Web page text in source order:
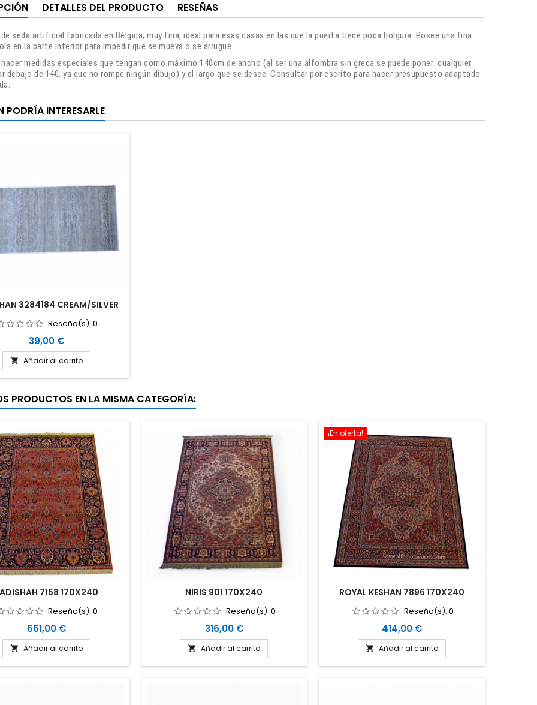
DETALLES DEL PRODUCTO RESEÑAS
seda artificial fabricada en Bélgica, muy fina, ideal para esas casas en las que la puerta tiene poca holgura. Posee una fina
en la parte inferior para impedir que se mueva o se arrugue.
medidas especiales que tengan como máximo 140cm de ancho (al ser una alfombra sin greca se puede poner cualquier
debajo de 140, ya que no rompe ningún dibujo) y el largo que se desee. Consultar por escrito para hacer presupuesto adaptado
PODRÍA INTERESARLE
3284184 CREAM/SILVER
Reseña(s):0
Precio
39,00 €
 Añadir al carrito
PRODUCTOS EN LA MISMA CATEGORÍA:
7158 170X240
Reseña(s):0
Precio
661,00 €
 Añadir al carrito
NIRIS 901 170X240
Reseña(s): 0
Precio
316,00 €
 Añadir al carrito
¡En oferta!
ROYAL KESHAN 7896 170X240
Reseña(s): 0
Precio
414,00 €
 Añadir al carrito